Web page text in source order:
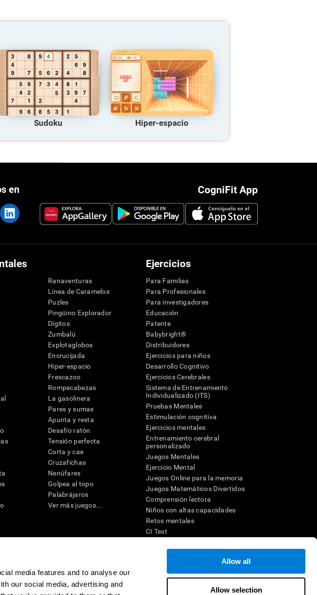
media features and to analyse our
our social media, advertising and
Allow all
Allow selection
Sudoku Hiper-espacio
CogniFit App
en
Ranaventuras
Línea de Caramelos
Puzles
Pingüino Explorador
Dígitos
Zumbalú
Explotaglobos
Encrucijada
Hiper-espacio
Frescazoo
Rompecabezas
La gasolinera
Pares y sumas
Apunta y resta
Desafío ratón
Tensión perfecta
Corta y cae
Cruzafichas
Nenúfares
Golpea al topo
Palabrájaros
Ver más juegos...
Ejercicios
Para Familias
Para Profesionales
Para investigadores
Educación
Patente
Babybright®
Distribuidores
Ejercicios para niños
Desarrollo Cognitivo
Ejercicios Cerebrales
Sistema de Entrenamiento
Individualizado (ITS)
Pruebas Mentales
Estimulación cognitiva
Ejercicios mentales
Entrenamiento cerebral
personalizado
Juegos Mentales
Ejercicio Mental
Juegos Online para la memoria
Juegos Matemáticos Divertidos
Comprensión lectora
Niños con altas capacidades
Retos mentales
CI Test
un médico información pertinente para diseñar una intervención terapéutica apropiada. En un entorno
como ayuda para determinar si un individuo debe ser dirigido a una posterior evaluación
médico de ningún tipo. Un diagnóstico de TDAH, dislexia, demencia o enfermedad similar sólo
De acuerdo al uso indicado, CogniFit no indica que esta herramienta sea o deba ser considerada como
campo de investigación relacionado con la cognición. Si se utiliza para fines de investigación, todo